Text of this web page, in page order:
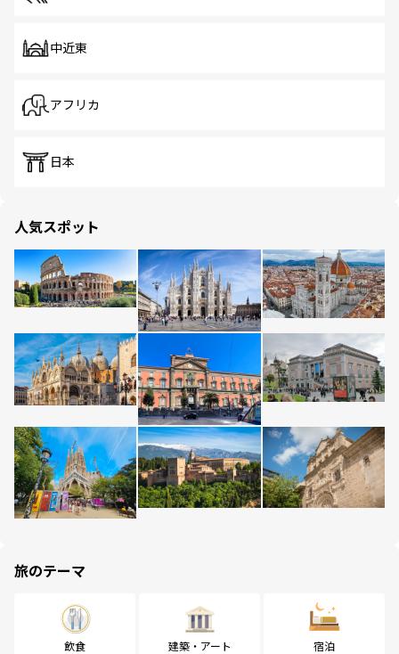
中近東
アフリカ
日本
人気スポット
旅のテーマ
飲食 建築・アート 宿泊